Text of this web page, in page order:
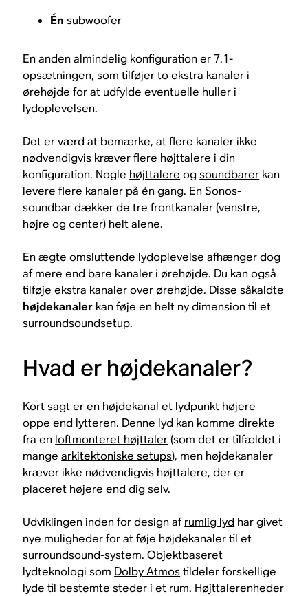
Én subwoofer
En anden almindelig konfiguration er 7.1-
opsætningen, som tilføjer to ekstra kanaler i
ørehøjde for at udfylde eventuelle huller i
lydoplevelsen.
Det er værd at bemærke, at flere kanaler ikke
nødvendigvis kræver flere højttalere i din
konfiguration. Nogle højttalere ogsoundbarer kan
levere flere kanaler på én gang. En Sonos-
soundbar dækker de tre frontkanaler (venstre,
højre og center) helt alene.
En ægte omsluttende lydoplevelse afhænger dog
af mere end bare kanaler i ørehøjde. Du kan også
tilføje ekstra kanaler over ørehøjde. Disse såkaldte
højdekanaler kan føje en helt ny dimension til et
surroundsoundsetup.
Hvad er højdekanaler?
Kort sagt er en højdekanal et lydpunkt højere
oppe end lytteren. Denne lyd kan komme direkte
fra en loftmonteret højttaler(som det er tilfældet i
mangearkitektoniske setups), men højdekanaler
kræver ikke nødvendigvis højttalere, der er
placeret højere end dig selv.
Udviklingen inden for design afrumlig lyd har givet
nye muligheder for at føje højdekanaler til et
surroundsound-system. Objektbaseret
lydteknologi som Dolby Atmostildeler forskellige
lyde til bestemte steder i et rum. Højttalerenheder